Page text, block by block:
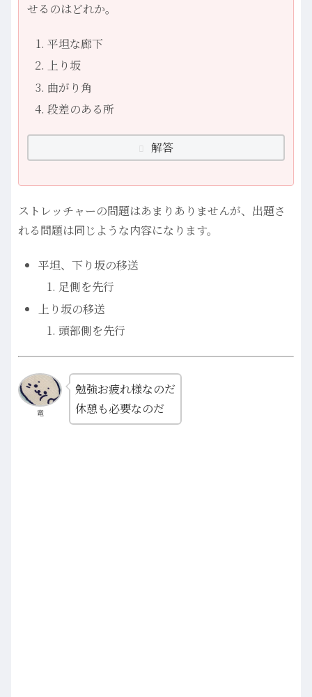
せるのはどれか。
平坦な廊下
上り坂
曲がり角
段差のある所
解答
ストレッチャーの問題はあまりありませんが、出題さ
れる問題は同じような内容になります。
平坦、下り坂の移送
足側を先行
上り坂の移送
頭部側を先行
竜
勉強お疲れ様なのだ
休憩も必要なのだ